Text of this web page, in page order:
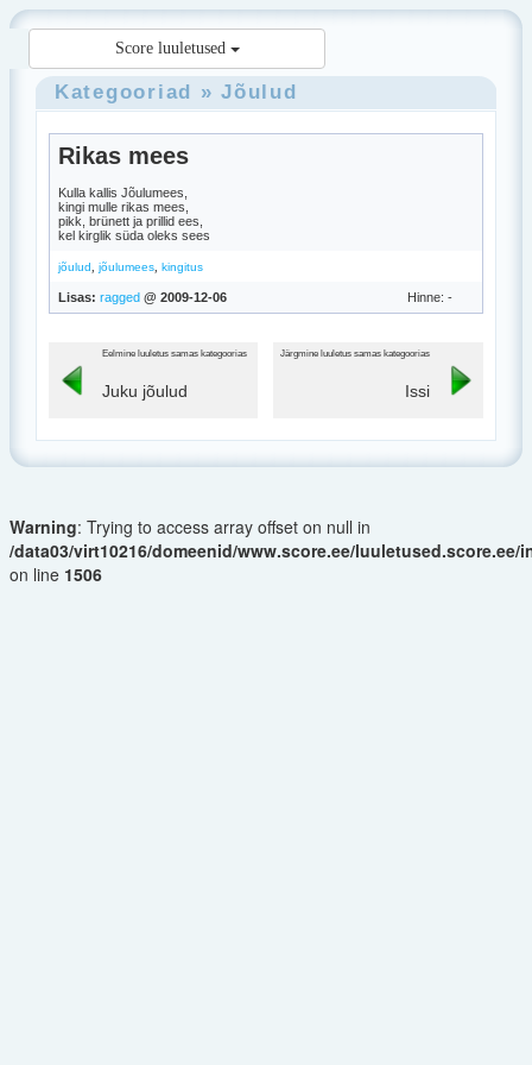
Score luuletused
Kategooriad »Jõulud
Rikas mees
Kulla kallis Jõulumees,
kingi mulle rikas mees,
pikk, brünett ja prillid ees,
kel kirglik süda oleks sees
jõulud jõulumees kingitus
Lisas: ragged @ 2009-12-06 Hinne: -
Eelmine luuletus samas kategoorias
Juku jõulud
Järgmine luuletus samas kategoorias
Issi
Warning: Trying to access array offset on null in
/data03/virt10216/domeenid/www.score.ee/luuletused.score.ee/
on line 1506